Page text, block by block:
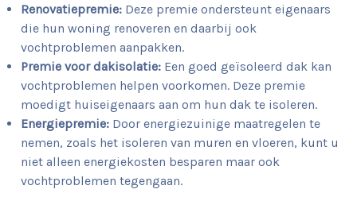
Renovatiepremie: Deze premie ondersteunt eigenaars
die hun woning renoveren en daarbij ook
vochtproblemen aanpakken.
Premie voor dakisolatie: Een goed geïsoleerd dak kan
vochtproblemen helpen voorkomen. Deze premie
moedigt huiseigenaars aan om hun dak te isoleren.
Energiepremie: Door energiezuinige maatregelen te
nemen, zoals het isoleren van muren en vloeren, kunt u
niet alleen energiekosten besparen maar ook
vochtproblemen tegengaan.